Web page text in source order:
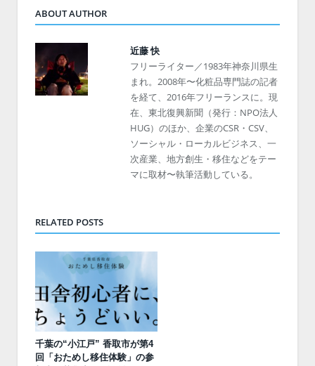
ABOUT AUTHOR
近藤 快
フリーライター／1983年神奈川県生
まれ。2008年〜化粧品専門誌の記者
を経て、2016年フリーランスに。現
在、東北復興新聞（発行：NPO法人
HUG）のほか、企業のCSR・CSV、
ソーシャル・ローカルビジネス、一
次産業、地方創生・移住などをテー
マに取材〜執筆活動している。
RELATED POSTS
千葉の“小江戸” 香取市が第4
回「おためし移住体験」の参